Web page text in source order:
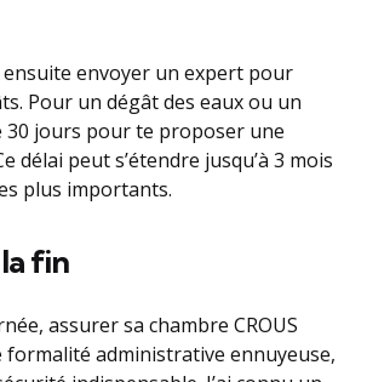
ensuite envoyer un expert pour
Pour un dégât des eaux ou un
30 jours pour te proposer une
délai peut s’étendre jusqu’à 3 mois
plus importants.
fin
assurer sa chambre CROUS
formalité administrative ennuyeuse,